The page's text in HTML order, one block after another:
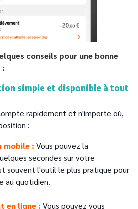
conseils pour une bonne
simple et disponible à tout
rapidement et n'importe où,
:
mobile : Vous pouvez la
secondes sur votre
souvent l'outil le plus pratique pour
au quotidien.
en ligne : Vous pouvez vous